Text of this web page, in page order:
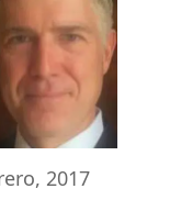
2017